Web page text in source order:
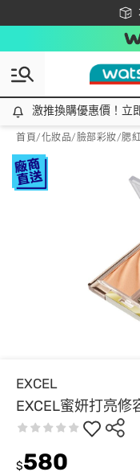
激推換購優惠價！立即點
激推換購優惠價！立
首頁/化妝品/臉部彩妝/腮
EXCEL
EXCEL蜜妍打亮修
$580